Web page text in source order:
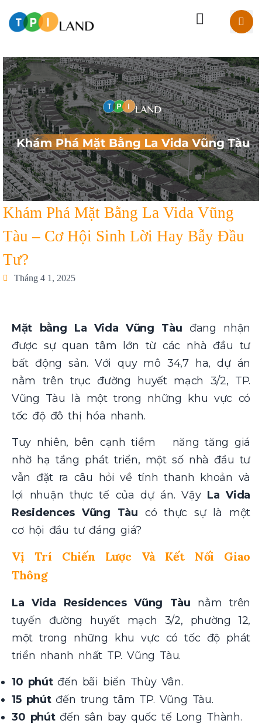
Khám Phá Mặt Bằng La Vida Vũng
Tàu – Cơ Hội Sinh Lời Hay Bẫy Đầu
Tư?
Tháng 4 1, 2025
Mặt bằng La Vida Vũng Tàu đang nhận
được sự quan tâm lớn từ các nhà đầu tư
bất động sản. Với quy mô 34,7 ha, dự án
nằm trên trục đường huyết mạch 3/2, TP.
Vũng Tàu là một trong những khu vực có
tốc độ đô thị hóa nhanh.
Tuy nhiên, bên cạnh tiềm năng tăng giá
nhờ hạ tầng phát triển, một số nhà đầu tư
vẫn đặt ra câu hỏi về tính thanh khoản và
lợi nhuận thực tế của dự án. Vậy La Vida
Residences Vũng Tàu có thực sự là một
cơ hội đầu tư đáng giá?
Vị Trí Chiến Lược Và Kết Nối Giao
Thông
La Vida Residences Vũng Tàu nằm trên
tuyến đường huyết mạch 3/2, phường 12,
một trong những khu vực có tốc độ phát
triển nhanh nhất TP. Vũng Tàu.
10 phútđến bãi biển Thùy Vân.
15 phútđến trung tâm TP. Vũng Tàu.
30 phútđến sân bay quốc tế Long Thành.